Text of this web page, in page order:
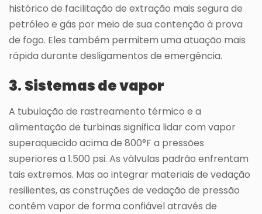
histórico de facilitação de extração mais segura de
petróleo e gás por meio de sua contenção à prova
de fogo. Eles também permitem uma atuação mais
rápida durante desligamentos de emergência.
3. Sistemas de vapor
A tubulação de rastreamento térmico e a
alimentação de turbinas significa lidar com vapor
superaquecido acima de 800°F a pressões
superiores a 1.500 psi. As válvulas padrão enfrentam
tais extremos. Mas ao integrar materiais de vedação
resilientes, as construções de vedação de pressão
contêm vapor de forma confiável através de